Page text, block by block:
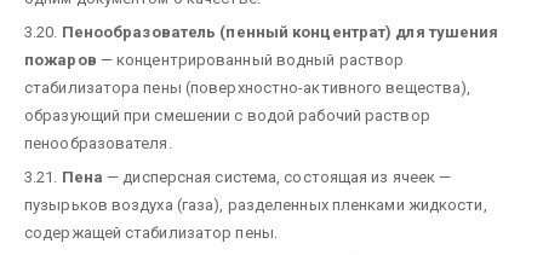
3.20. Пенообразователь (пенный концентрат) для тушения
пожаров — концентрированный водный раствор
стабилизатора пены (поверхностно-активного вещества),
образующий при смешении с водой рабочий раствор
пенообразователя.
3.21. Пена — дисперсная система, состоящая из ячеек —
пузырьков воздуха (газа), разделенных пленками жидкости,
содержащей стабилизатор пены.